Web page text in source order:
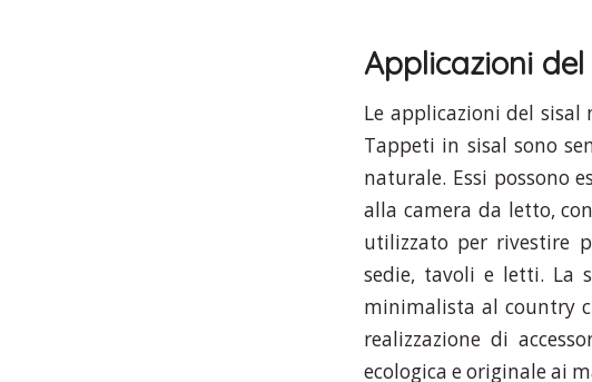
Applicazioni
Le applicazioni del
Tappeti in sisal sono
naturale. Essi possono
alla camera da letto,
utilizzato per rivestire
sedie, tavoli e letti. La
minimalista al country
realizzazione di
ecologica e originale ai